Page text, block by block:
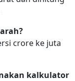
crore ke juta
kalkulator